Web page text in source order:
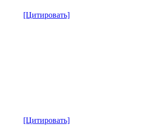
[Цитировать]
[Цитировать]